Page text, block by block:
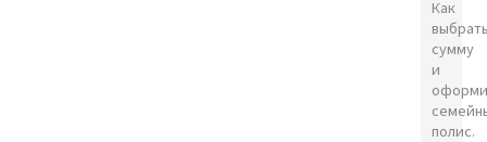
Как
сумму
и
полис.